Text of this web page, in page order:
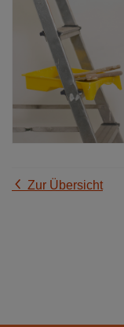
Zur Übersicht